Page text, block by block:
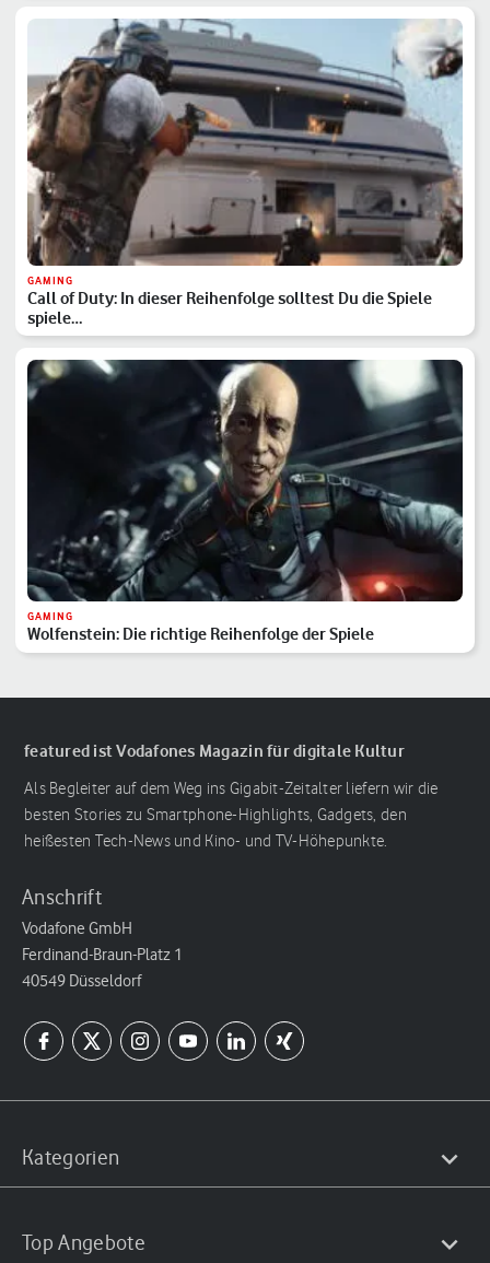
GAMING
Call of Duty: In dieser Reihenfolge solltest Du die Spiele
spiele…
GAMING
Wolfenstein: Die richtige Reihenfolge der Spiele
featured ist Vodafones Magazin für digitale Kultur
Als Begleiter auf dem Weg ins Gigabit-Zeitalter liefern wir die
besten Stories zu Smartphone-Highlights, Gadgets, den
heißesten Tech-News und Kino- und TV-Höhepunkte.
Anschrift
Vodafone GmbH
Ferdinand-Braun-Platz 1
40549 Düsseldorf
Kategorien
Top Angebote